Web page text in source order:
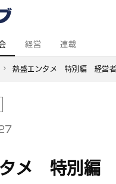
経営 連載
熱盛エンタメ　特別編　経
メ 特別編